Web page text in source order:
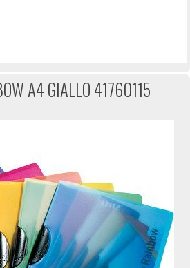
A4 GIALLO 41760115